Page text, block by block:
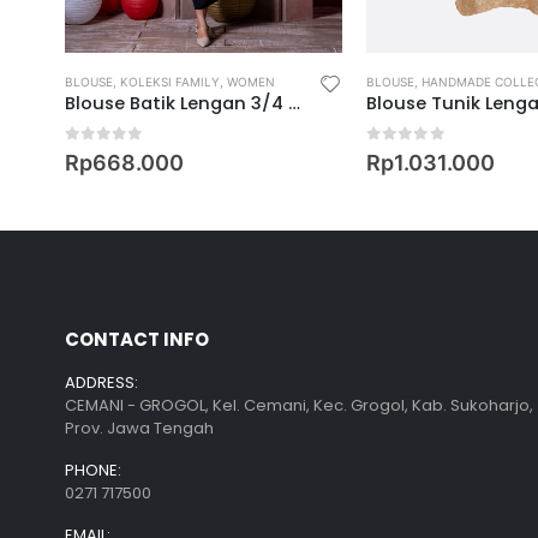
BLOUSE KOLEKSI FAMILY WOMEN
Blouse Batik Lengan 3/4 Motif Keris Mangayubagya
out of 5
Rp668.000
BLOUSE HANDMADE
out of 5
Rp1.031.000
CONTACT INFO
ADDRESS:
CEMANI - GROGOL, Kel. Cemani, Kec. Grogol, Kab. Sukoharjo,
Prov. Jawa Tengah
PHONE:
0271 717500